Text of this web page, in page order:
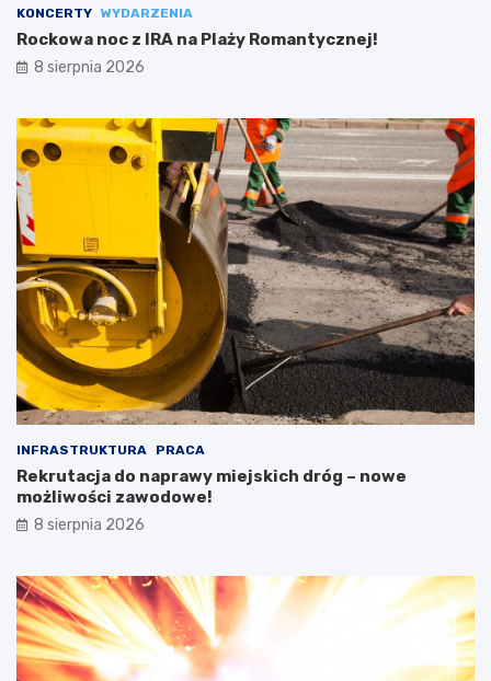
KONCERTY WYDARZENIA
Rockowa noc z IRA na Plaży Romantycznej!
8 sierpnia 2026
INFRASTRUKTURA PRACA
Rekrutacja do naprawy miejskich dróg – nowe
możliwości zawodowe!
8 sierpnia 2026